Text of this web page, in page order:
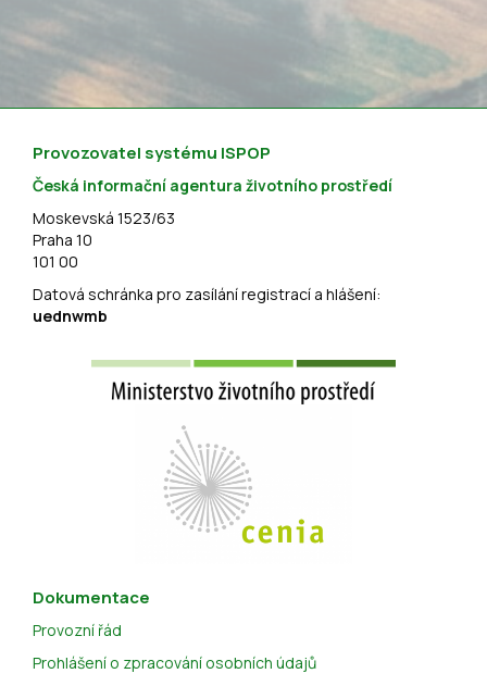
Provozovatel systému ISPOP
Česká informační agentura životního prostředí
Moskevská 1523/63
Praha 10
101 00
Datová schránka pro zasílání registrací a hlášení:
uednwmb
Dokumentace
Provozní řád
Prohlášení o zpracování osobních údajů